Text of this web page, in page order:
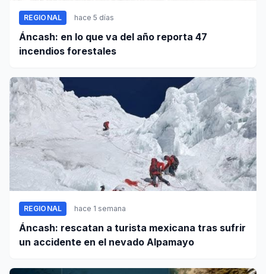
REGIONAL hace 5 días
Áncash: en lo que va del año reporta 47
incendios forestales
REGIONAL hace 1 semana
Áncash: rescatan a turista mexicana tras sufrir
un accidente en el nevado Alpamayo